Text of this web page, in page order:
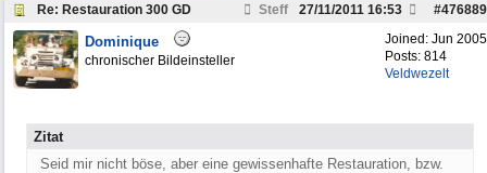
Re: Restauration 300 GD Steff #476889
27/11/2011 16:53
Joined: Jun 2005
Posts: 814
Veldwezelt
Dominique
chronischer Bildeinsteller
Zitat
Seid mir nicht böse, aber eine gewissenhafte Restauration, bzw.